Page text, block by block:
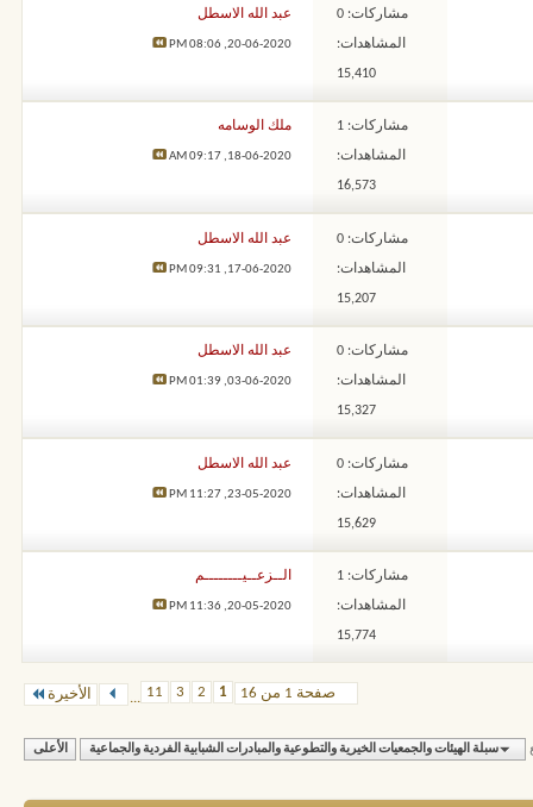
مشاركات: 0
المشاهدات:
15,410
عبد الله الاسطل
20-06-2020,
08:06 PM
مشاركات: 1
المشاهدات:
16,573
ملك الوسامه
18-06-2020,
09:17 AM
مشاركات: 0
المشاهدات:
15,207
عبد الله الاسطل
17-06-2020,
09:31 PM
مشاركات: 0
المشاهدات:
15,327
عبد الله الاسطل
03-06-2020,
01:39 PM
مشاركات: 0
المشاهدات:
15,629
عبد الله الاسطل
23-05-2020,
11:27 PM
مشاركات: 1
المشاهدات:
15,774
الــزعــيــــــــم
20-05-2020,
11:36 PM
صفحة 1 من 16 1
2
3
11
... الأخيرة
سبلة الهيئات والجمعيات الخيرية والتطوعية والمبادرات الشبابية الفردية والجماعية الأعلى